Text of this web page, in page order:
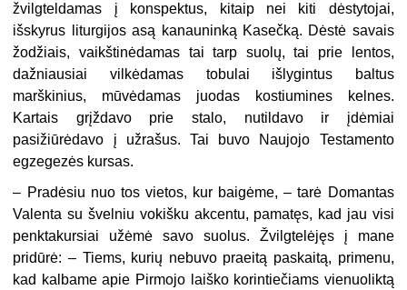
žvilgteldamas į konspektus, kitaip nei kiti dėstytojai,
išskyrus liturgijos asą kanauninką Kasečką. Dėstė savais
žodžiais, vaikštinėdamas tai tarp suolų, tai prie lentos,
dažniausiai vilkėdamas tobulai išlygintus baltus
marškinius, mūvėdamas juodas kostiumines kelnes.
Kartais grįždavo prie stalo, nutildavo ir įdėmiai
pasižiūrėdavo į užrašus. Tai buvo Naujojo Testamento
egzegezės kursas.
– Pradėsiu nuo tos vietos, kur baigėme, – tarė Domantas
Valenta su švelniu vokišku akcentu, pamatęs, kad jau visi
penktakursiai užėmė savo suolus. Žvilgtelėjęs į mane
pridūrė: – Tiems, kurių nebuvo praeitą paskaitą, primenu,
kad kalbame apie Pirmojo laiško korintiečiams vienuoliktą